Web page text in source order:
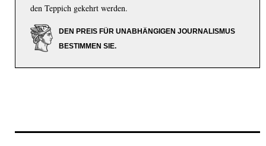
den Teppich gekehrt werden.
DEN PREIS FÜR UNABHÄNGIGEN JOURNALISMUS
BESTIMMEN SIE.